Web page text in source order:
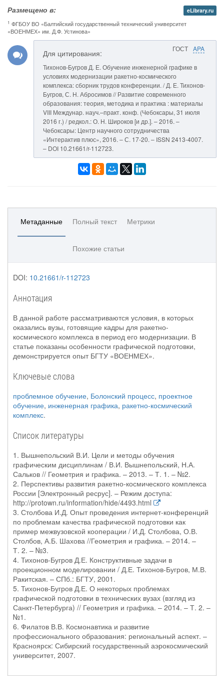
Размещено в:
eLibrary.ru
1 ФГБОУ ВО «Балтийский государственный технический университет
«ВОЕНМЕХ» им. Д.Ф. Устинова»
ГОСТ APA
Для цитирования:
Тихонов-Бугров Д. Е. Обучение инженерной графике в
условиях модернизации ракетно-космического
комплекса: сборник трудов конференции. / Д. Е. Тихонов-
Бугров, С. Н. Абросимов // Развитие современного
образования: теория, методика и практика : материалы
VIII Междунар. науч.–практ. конф. (Чебоксары, 31 июля
2016 г.) / редкол.: О. Н. Широков [и др.]. – 2016. –
Чебоксары: Центр научного сотрудничества
«Интерактив плюс», 2016. – С. 17-20. – ISSN 2413-4007.
– DOI 10.21661/r-112723.
Метаданные Полный текст Метрики
Похожие статьи
DOI: 10.21661/r-112723
Аннотация
В данной работе рассматриваются условия, в которых
оказались вузы, готовящие кадры для ракетно-
космического комплекса в период его модернизации. В
статье показаны особенности графической подготовки,
демонстрируется опыт БГТУ «ВОЕНМЕХ».
Ключевые слова
проблемное обучение, Болонский процесс, проектное
обучение, инженерная графика, ракетно-космический
комплекс.
Список литературы
1. Вышнепольский В.И. Цели и методы обучения
графическим дисциплинам / В.И. Вышнепольский, Н.А.
Сальков // Геометрия и графика. – 2013. – Т. 1. – №2.
2. Перспективы развития ракетно-космического комплекса
России [Электронный ресрус]. – Режим доступа:
http://protown.ru/information/hide/4493.html
3. Столбова И.Д. Опыт проведения интернет-конференций
по проблемам качества графической подготовки как
пример межвузовской кооперации / И.Д. Столбова, О.В.
Столбов, А.Б. Шахова //Геометрия и графика. – 2014. –
Т. 2. – №3.
4. Тихонов-Бугров Д.Е. Конструктивные задачи в
проекционном моделировании / Д.Е. Тихонов-Бугров, М.В.
Ракитская. – СПб.: БГТУ, 2001.
5. Тихонов-Бугров Д.Е. О некоторых проблемах
графической подготовки в технических вузах (взгляд из
Санкт-Петербурга) // Геометрия и графика. – 2014. – Т. 2. –
№1.
6. Филатов В.В. Космонавтика и развитие
профессионального образования: региональный аспект. –
Красноярск: Сибирский государственный аэрокосмический
университет, 2007.